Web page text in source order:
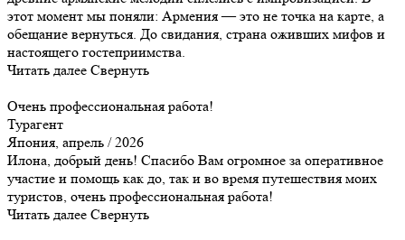
этот момент мы поняли: Армения — это не точка на карте, а
обещание вернуться. До свидания, страна оживших мифов и
настоящего гостеприимства.
Читать далее Свернуть
Очень профессиональная работа!
Турагент
Япония, апрель / 2026
Илона, добрый день! Спасибо Вам огромное за оперативное
участие и помощь как до, так и во время путешествия моих
туристов, очень профессиональная работа!
Читать далее Свернуть